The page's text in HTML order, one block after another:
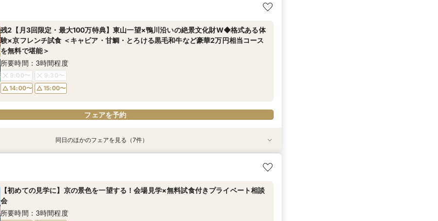
【東京開催】関東在住の方必見《フナツル》出張ご相談会＆お打合せ【式場選び～結
も！
所要時間：3時間程度
9:00〜 15:00〜
9:00〜
9:30〜
14:00〜
15:00〜
所要時間：3時間程度
9:00〜
9:30〜
14:00〜
15:00〜
9:00〜
9:30〜
14:00〜
15:00〜
吉日BIG★【初めての方へ】組数限定で挙式プレゼント◆挙式入場体験×試食×充実の
所要時間：3時間程度
9:00〜
9:30〜
14:00〜
15:00〜
《日本の美しき花嫁へ》伝統と絆を大切にする本格和婚を実現！有名神社紹介×和婚
所要時間：3時間程度
9:00〜
9:30〜
14:00〜
15:00〜
残2【月3回限定・最大100万特典】東山一望×鴨川沿いの絶景文化財W◆格式ある体
験×京フレンチ試食 ＜キャビア・甘鯛・とろける黒毛和牛など豪華2万円相当コース
を無料で堪能＞
所要時間：3時間程度
9:00〜
9:30〜
14:00〜
15:00〜
フェアを予約
9:00〜
9:30〜
PM◎【日程限定・20大特典BIG】文化財ウエディング体験×黒毛和牛＆甘鯛の京フレ
所要時間：3時間程度
14:00〜
15:00〜
所要時間：3時間程度
14:00〜
15:00〜
9:00〜
9:30〜
【料理重視の方へ】3組限定◆7大特典付き京フレンチ試食会 ＜東山を望む絶景空間
所要時間：3時間程度
14:00〜
15:00〜
【神社コンシェルジュ相談×神社紹介あり】伝統と絆を大切にする本格和婚を実現！
所要時間：3時間程度
14:00〜
15:00〜
8/9限定5大特典【東京開催】関東在住の方必見《フナツル》出張ご相談会＆お打合せ
線代プレゼントも！
所要時間：3時間程度
9:00〜 15:00〜
同日のほかのフェアを見る（7件）
【初めての見学に】京の景色を一望する！会場見学×無料試食付きプライベート相談
会
所要時間：3時間程度